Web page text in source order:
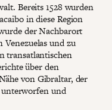
Bereits 1528 wurden
in diese Region
der Nachbarort
und zu
transatlantischen
über den
von Gibraltar, der
unterworfen und